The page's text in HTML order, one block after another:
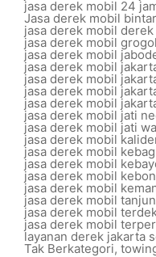
jasa derek mobil 24
Jasa derek mobil
jasa derek mobil
jasa derek mobil grogol
jasa derek mobil
jasa derek mobil
jasa derek mobil
jasa derek mobil
jasa derek mobil
jasa derek mobil jati
jasa derek mobil jati
jasa derek mobil
jasa derek mobil
jasa derek mobil
jasa derek mobil
jasa derek mobil
jasa derek mobil
jasa derek mobil
jasa derek mobil
layanan derek jakarta
Tak Berkategori,